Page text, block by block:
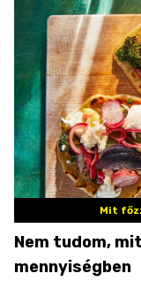
Mit
Nem tudom,
mennyiségben